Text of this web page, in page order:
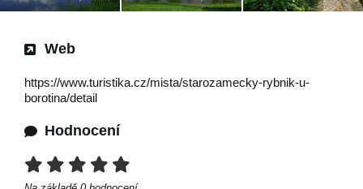
Web
https://www.turistika.cz/mista/starozamecky-rybnik-u-
borotina/detail
Hodnocení